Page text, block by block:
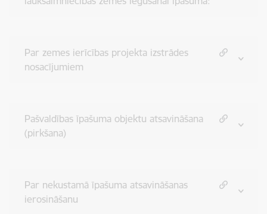
Par zemes ierīcības projekta izstrādes
nosacījumiem
Pašvaldības īpašuma objektu atsavināšana
(pirkšana)
Par nekustamā īpašuma atsavināšanas
ierosināšanu